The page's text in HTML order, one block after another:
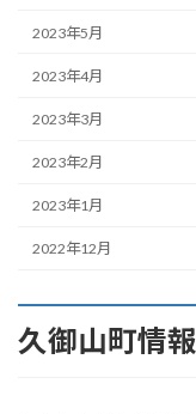
2023年5月
2023年4月
2023年3月
2023年2月
2023年1月
2022年12月
久御山町情報